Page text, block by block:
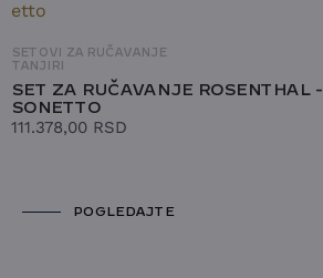
SETOVI ZA RUČAVANJE
TANJIRI
SET ZA RUČAVANJE ROSENTHAL -
SONETTO
111.378,00 RSD
POGLEDAJTE